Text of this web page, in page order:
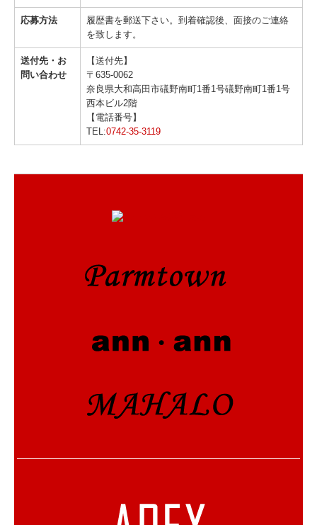
応募方法
履歴書を郵送下さい。到着確認後、面接のご連絡
を致します。
送付先・お
問い合わせ
【送付先】
〒635-0062
奈良県大和高田市礒野南町1番1号礒野南町1番1号
西本ビル2階
【電話番号】
TEL:0742-35-3119